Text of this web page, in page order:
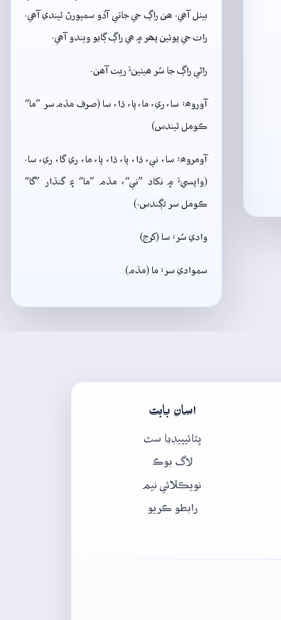
بيٺل آھي. ھن راڳ جي جاتي آڏو سمپورڻ ٿيندي آھي.
رات جي پوئين پھر ۾ ھي راڳ ڳايو ويندو آھي.
راڻي راڳ جا سُر ھيٺينءَ ريت آھن.
آوروھ: سا، ري، ما، پا، ڌا، سا (صرف مڌم سر ”ما“
ڪومل ٿيندس)
آومروھ: سا، ني، ڌا، پا، ڌا، پا، ما، ري گا، ري، سا.
(واپسيءَ ۾ نکاد ”ني“، مڌم ”ما“ ۽ گنڌار ”گا“
ڪومل سر لڳندس.)
وادي سُر: سا (کرج)
سموادي سر: ما (مڌم)
اسان بابت
ڀٽائيپيڊيا سٿ
لاگ بوڪ
نويڪلائي نيم
رابطو ڪريو